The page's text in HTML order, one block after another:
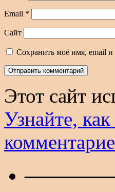
Email *
Сайт
Сохранить моё имя, email и
Этот сайт
Узнайте,